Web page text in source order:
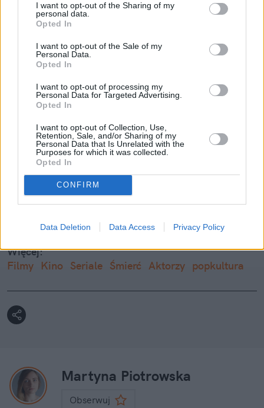
I want to opt-out of the Sharing of my
personal data.
Opted In
I want to opt-out of the Sale of my
Personal Data.
Opted In
I want to opt-out of processing my
Personal Data for Targeted Advertising.
Opted In
I want to opt-out of Collection, Use,
Retention, Sale, and/or Sharing of my
Personal Data that Is Unrelated with the
Purposes for which it was collected.
Opted In
CONFIRM
Data Deletion Data Access Privacy Policy
jąkania, a później nagłaśniał tę sprawę jako rzecznik
prasowy organizacji zajmującej się leczeniem ludzi
jąkających się Stuttering Foundation of America.
Nie przegap żadnej ważnej wiadomości i
obserwuj nas w Google News!
Więcej:
Filmy
Kino Seriale Śmierć Aktorzy popkultura
Martyna Piotrowska
Obserwuj